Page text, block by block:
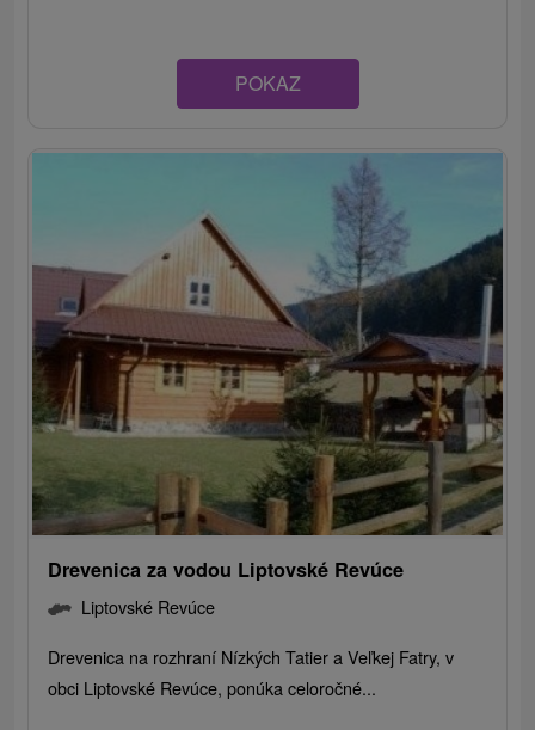
POKAZ
Drevenica za vodou Liptovské Revúce
Liptovské Revúce
Drevenica na rozhraní Nízkých Tatier a Veľkej Fatry, v
obci Liptovské Revúce, ponúka celoročné...